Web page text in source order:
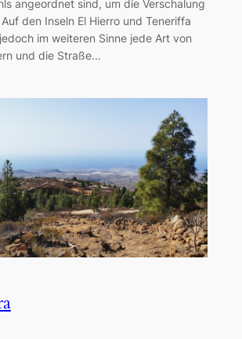
angeordnet sind, um die Verschalung
den Inseln El Hierro und Teneriffa
im weiteren Sinne jede Art von
und die Straße…